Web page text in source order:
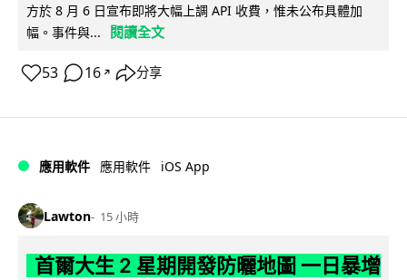
方於 8 月 6 日宣布即將大幅上調 API 收費，惟未公布具體加
幅。事件與...
閱讀全文
53 16 ↗ 分享
應用軟件 應用軟件 iOS App
Lawton 15 小時
首爾大生 2 星期開發防曬地圖 一日暴增